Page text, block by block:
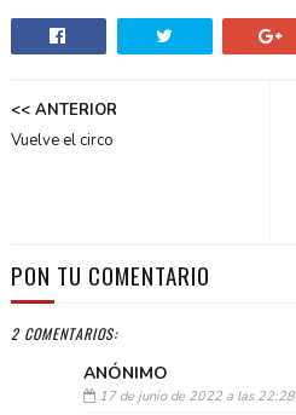
<< ANTERIOR
Vuelve el circo
PON TU COMENTARIO
2 COMENTARIOS:
ANÓNIMO
17 de junio de 2022 a las 22:28